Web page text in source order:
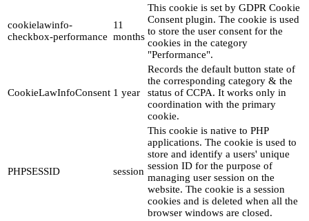
cookielawinfo-
checkbox-performance
11
months
This cookie is set by GDPR Cookie
Consent plugin. The cookie is used
to store the user consent for the
cookies in the category
"Performance".
CookieLawInfoConsent 1 year
Records the default button state of
the corresponding category & the
status of CCPA. It works only in
coordination with the primary
cookie.
PHPSESSID session
This cookie is native to PHP
applications. The cookie is used to
store and identify a users' unique
session ID for the purpose of
managing user session on the
website. The cookie is a session
cookies and is deleted when all the
browser windows are closed.